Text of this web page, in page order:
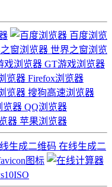
百度浏览
世界之窗浏览
GT游戏浏览器
Firefox浏览器
搜狗高速浏览器
QQ浏览器
苹果浏览器
在线生成二
图标